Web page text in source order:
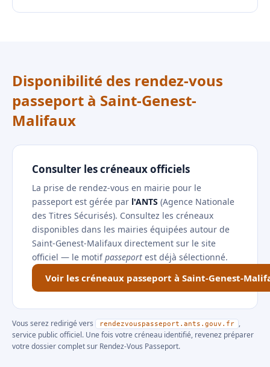
Disponibilité des rendez-vous
passeport à Saint-Genest-
Malifaux
Consulter les créneaux officiels
La prise de rendez-vous en mairie pour le
passeport est gérée par l'ANTS (Agence Nationale
des Titres Sécurisés). Consultez les créneaux
disponibles dans les mairies équipées autour de
Saint-Genest-Malifaux directement sur le site
officiel — le motifpasseport est déjà sélectionné.
Voir les créneaux passeport à Saint-Genest-
Vous serez redirigé vers rendezvouspasseport.ants.gouv.fr
,
service public officiel. Une fois votre créneau identifié, revenez préparer
votre dossier complet sur Rendez-Vous Passeport.